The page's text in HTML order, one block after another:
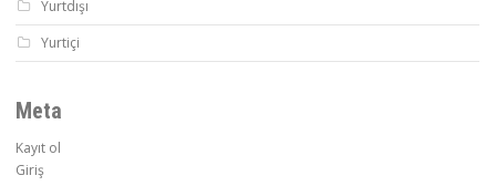
Yurtdışı
Yurtiçi
Meta
Kayıt ol
Giriş